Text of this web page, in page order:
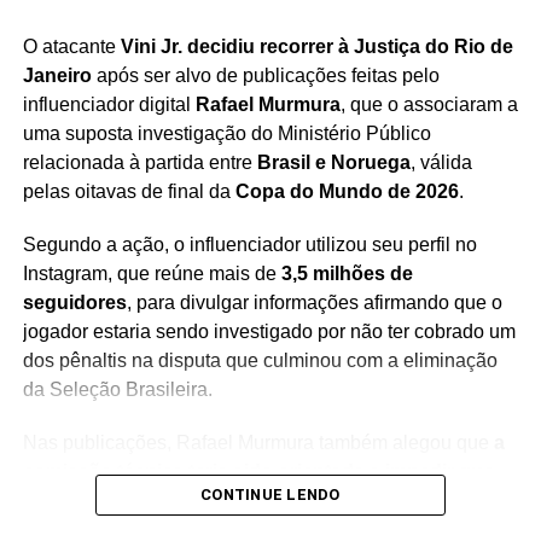
criminosas e aos crimes de lavagem e ocultação de
patrimônio , buscando desarticular mecanismos que
sustentam financeiramente a atuação dessas estruturas
As investigações seguem em andamento eos fatos
ainda serão analisados no curso do processo
garantindo aos investigados o direito ao contraditório e à
ampla defesa, conforme determina a legislação brasileira.
Redação Saiba+
O atacante Vini Jr. decidiu recorrer à Justiça do Rio de
Janeiroapós ser alvo de publicações feitas pelo
influenciador digital
Rafael Murmura, que o associaram a
uma suposta investigação do Ministério Público
relacionada à partida entre Brasil e Noruega, válida
pelas oitavas de final da Copa do Mundo de 2026.
Segundo a ação, o influenciador utilizou seu perfil no
Instagram, que reúne mais de 3,5 milhões de
seguidores, para divulgar informações afirmando que o
jogador estaria sendo investigado por não ter cobrado um
dos pênaltis na disputa que culminou com a eliminação
da Seleção Brasileira.
comissão técnica teria sido orientada a impedir que
Vini Jr. realizasse a cobrança, sob a justificativa de que
CONTINUE LENDO